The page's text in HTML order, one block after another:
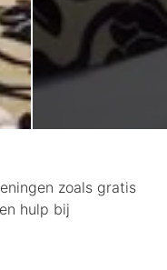
zoals gratis
hulp bij